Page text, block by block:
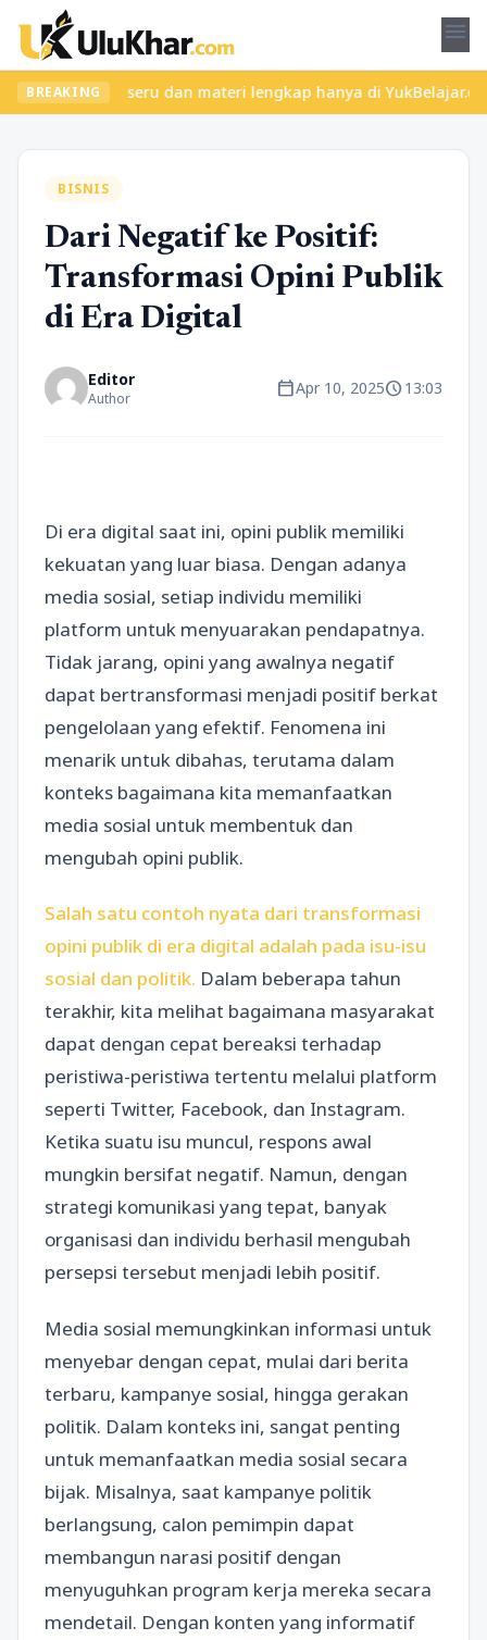
menu
BREAKING
kelas seru dan materi lengkap hanya di YukBelajar.com.
BISNIS
Dari Negatif ke Positif:
Transformasi Opini Publik
di Era Digital
Editor
Author calendar_todayApr 10, 2025schedule13:03
Di era digital saat ini, opini publik memiliki
kekuatan yang luar biasa. Dengan adanya
media sosial, setiap individu memiliki
platform untuk menyuarakan pendapatnya.
Tidak jarang, opini yang awalnya negatif
dapat bertransformasi menjadi positif berkat
pengelolaan yang efektif. Fenomena ini
menarik untuk dibahas, terutama dalam
konteks bagaimana kita memanfaatkan
media sosial untuk membentuk dan
mengubah opini publik.
Salah satu contoh nyata dari transformasi
opini publik di era digital adalah pada isu-isu
sosial dan politik. Dalam beberapa tahun
terakhir, kita melihat bagaimana masyarakat
dapat dengan cepat bereaksi terhadap
peristiwa-peristiwa tertentu melalui platform
seperti Twitter, Facebook, dan Instagram.
Ketika suatu isu muncul, respons awal
mungkin bersifat negatif. Namun, dengan
strategi komunikasi yang tepat, banyak
organisasi dan individu berhasil mengubah
persepsi tersebut menjadi lebih positif.
Media sosial memungkinkan informasi untuk
menyebar dengan cepat, mulai dari berita
terbaru, kampanye sosial, hingga gerakan
politik. Dalam konteks ini, sangat penting
untuk memanfaatkan media sosial secara
bijak. Misalnya, saat kampanye politik
berlangsung, calon pemimpin dapat
membangun narasi positif dengan
menyuguhkan program kerja mereka secara
mendetail. Dengan konten yang informatif